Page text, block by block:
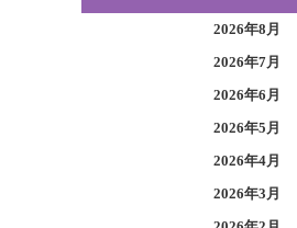
2026年8月
2026年7月
2026年6月
2026年5月
2026年4月
2026年3月